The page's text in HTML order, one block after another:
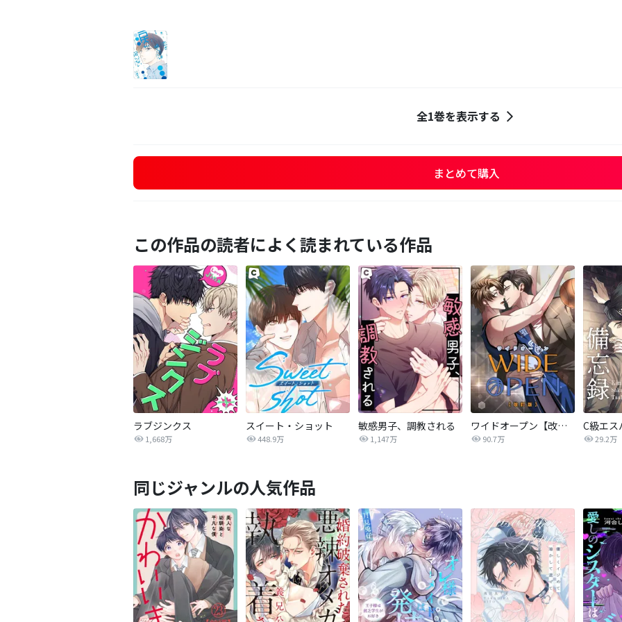
全1巻を表示する
まとめて購入
この作品の読者によく読まれている作品
ラブジンクス
1,668万
スイート・ショット
448.9万
敏感男子、調教される
1,147万
ワイドオープン【改訂版】
90.7万
C級エス
29.2万
同じジャンルの人気作品